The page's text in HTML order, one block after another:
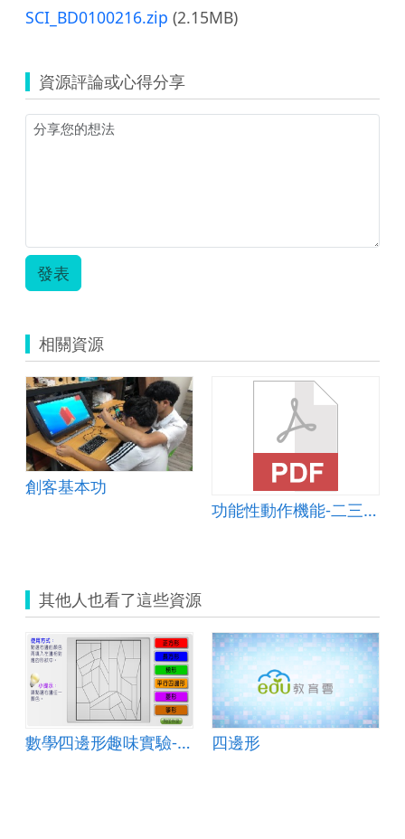
SCI_BD0100216.zip (2.15MB)
資源評論或心得分享
發表
相關資源
創客基本功
功能性動作機能-二三年級(資訊融入教學)
其他人也看了這些資源
數學∕四邊形∕趣味實驗-小小畢卡索 四邊形